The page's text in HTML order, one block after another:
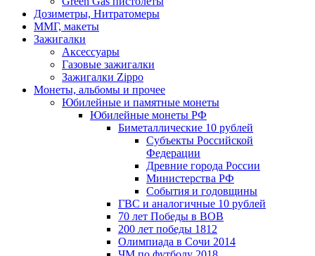
Дозиметры, Нитратомеры
ММГ, макеты
Зажигалки
Аксессуары
Газовые зажигалки
Зажигалки Zippo
Монеты, альбомы и прочее
Юбилейные и памятные монеты
Юбилейные монеты РФ
Биметаллические 10 рублей
Субъекты Российской
Федерации
Древние города России
Министерства РФ
События и годовщины
ГВС и аналогичные 10 рублей
70 лет Победы в ВОВ
200 лет победы 1812
Олимпиада в Сочи 2014